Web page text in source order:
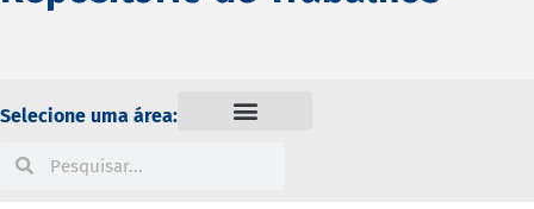
Selecione uma área: